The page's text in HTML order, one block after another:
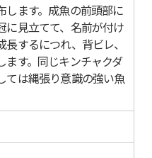
します。成魚の前頭部に
に見立てて、名前が付け
長するにつれ、背ビレ、
ます。同じキンチャクダ
ては縄張り意識の強い魚